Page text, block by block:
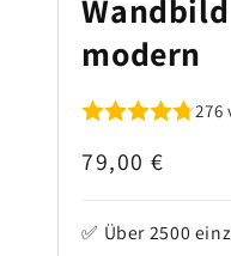
modern
276
Normaler
79,00 €
✅ Über 2500